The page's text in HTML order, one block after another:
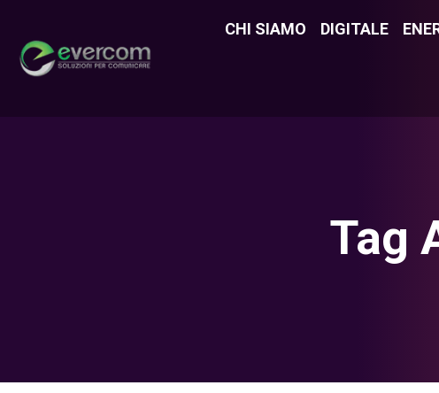
CHI SIAMO DIGITALE
Tag
CHI SIAMO DIGITALE